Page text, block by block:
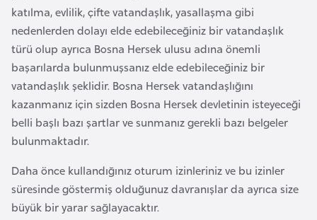
katılma, evlilik, çifte vatandaşlık, yasallaşma gibi
nedenlerden dolayı elde edebileceğiniz bir vatandaşlık
türü olup ayrıca Bosna Hersek ulusu adına önemli
başarılarda bulunmuşsanız elde edebileceğiniz bir
vatandaşlık şeklidir. Bosna Hersek vatandaşlığını
kazanmanız için sizden Bosna Hersek devletinin isteyeceği
belli başlı bazı şartlar ve sunmanız gerekli bazı belgeler
bulunmaktadır.
Daha önce kullandığınız oturum izinleriniz ve bu izinler
süresinde göstermiş olduğunuz davranışlar da ayrıca size
büyük bir yarar sağlayacaktır.
B
a
h
r
e
y
n
a
n
g